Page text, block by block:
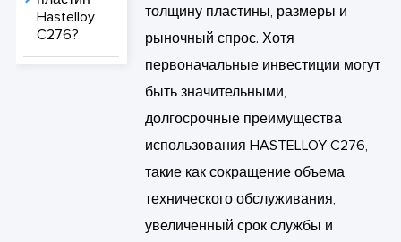
Hastelloy
C276?
толщину пластины, размеры и
рыночный спрос. Хотя
первоначальные инвестиции могут
быть значительными,
долгосрочные преимущества
использования HASTELLOY C276,
такие как сокращение объема
технического обслуживания,
увеличенный срок службы и